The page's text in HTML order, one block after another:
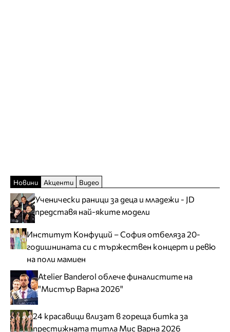
Новини Акценти Видео
Ученически раници за деца и младежи - JD
представя най-яките модели
Институт Конфуций – София отбеляза 20-
годишнината си с тържествен концерт и ревю
на поли мамиен
Atelier Banderol облече финалистите на
"Мистър Варна 2026"
24 красавици влизат в гореща битка за
престижната титла Мис Варна 2026